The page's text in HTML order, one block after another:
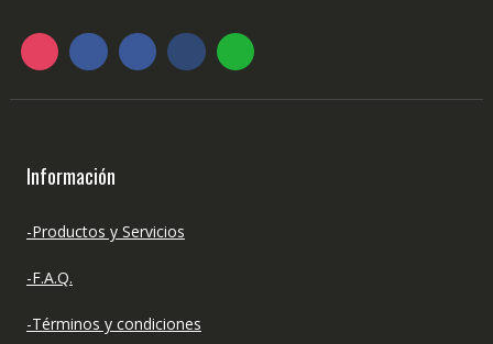
Información
-Productos y Servicios
-F.A.Q.
-Términos y condiciones